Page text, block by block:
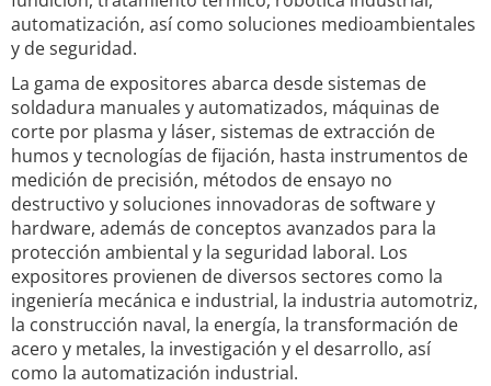
automatización, así como soluciones medioambientales
y de seguridad.
La gama de expositores abarca desde sistemas de
soldadura manuales y automatizados, máquinas de
corte por plasma y láser, sistemas de extracción de
humos y tecnologías de fijación, hasta instrumentos de
medición de precisión, métodos de ensayo no
destructivo y soluciones innovadoras de software y
hardware, además de conceptos avanzados para la
protección ambiental y la seguridad laboral. Los
expositores provienen de diversos sectores como la
ingeniería mecánica e industrial, la industria automotriz,
la construcción naval, la energía, la transformación de
acero y metales, la investigación y el desarrollo, así
como la automatización industrial.